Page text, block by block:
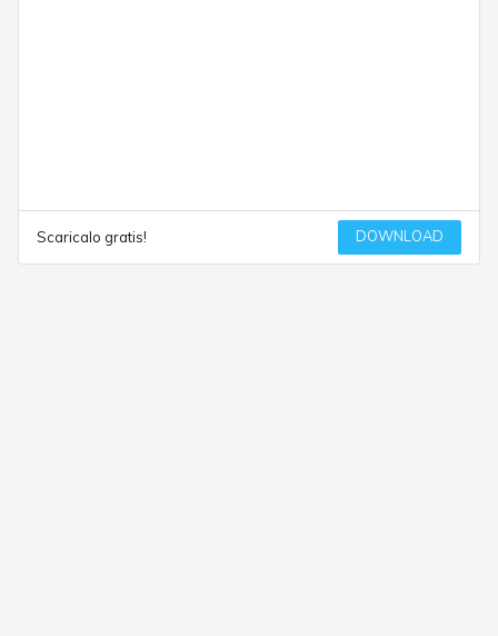
Scaricalo gratis! DOWNLOAD